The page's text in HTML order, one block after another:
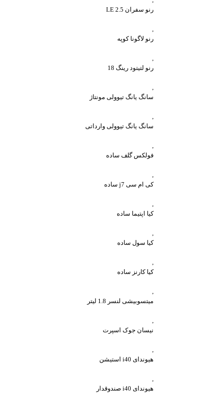
رنو سفران 2.5 LE
,
رنو لاگونا کوپه
,
رنو لتیتود رینگ 18
,
سانگ یانگ تیوولی مونتاژ
,
سانگ یانگ تیوولی وارداتی
,
فولکس گلف ساده
,
کی ام سی j7 ساده
,
کیا اپتیما ساده
,
کیا سول ساده
,
کیا کارنز ساده
,
میتسوبیشی لنسر 1.8 لیتر
,
نیسان جوک اسپرت
,
هیوندای i40 استیشن
,
هیوندای i40 صندوقدار